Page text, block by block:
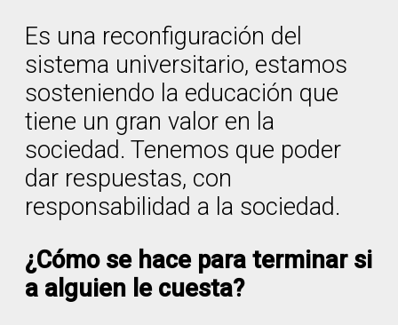
Es una reconfiguración del
sistema universitario, estamos
sosteniendo la educación que
tiene un gran valor en la
sociedad. Tenemos que poder
dar respuestas, con
responsabilidad a la sociedad.
¿Cómo se hace para terminar si
a alguien le cuesta?